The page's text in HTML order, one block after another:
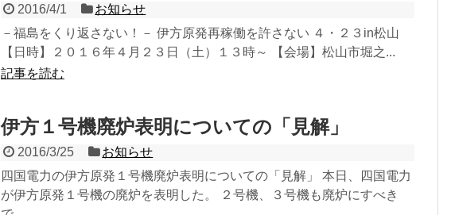
2016/4/1
お知らせ
－福島をくり返さない！－ 伊方原発再稼働を許さない ４・２３in松山
【日時】２０１６年４月２３日（土）１３時～ 【会場】松山市堀之...
記事を読む
伊方１号機廃炉表明についての「見解」
2016/3/25
お知らせ
四国電力の伊方原発１号機廃炉表明についての「見解」 本日、四国電力
が伊方原発１号機の廃炉を表明した。 ２号機、３号機も廃炉にすべき